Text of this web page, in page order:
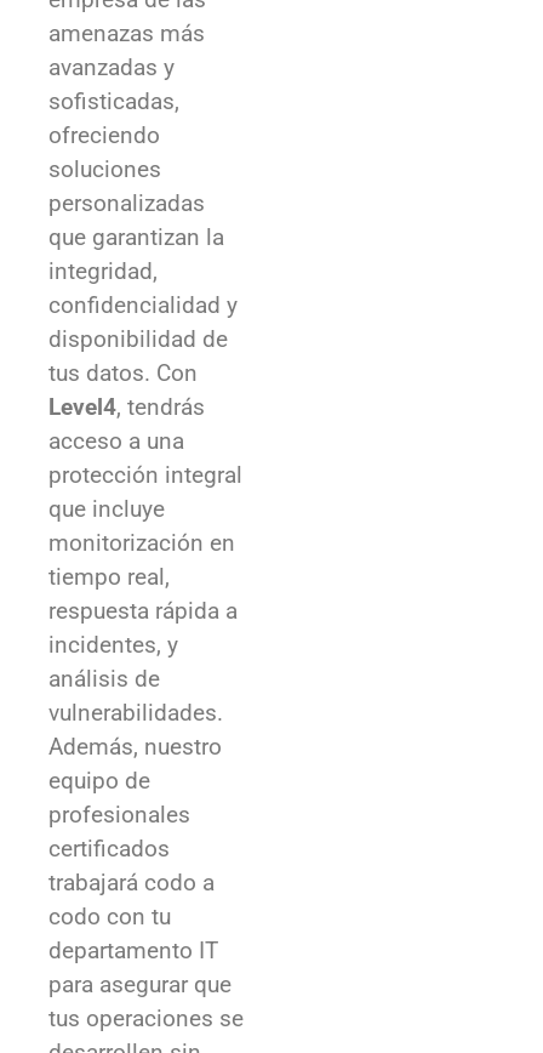
sofisticadas,
ofreciendo
soluciones
personalizadas
que garantizan la
integridad,
confidencialidad y
disponibilidad de
tus datos. Con
Level4
, tendrás
acceso a una
protección integral
que incluye
monitorización en
tiempo real,
respuesta rápida a
incidentes, y
análisis de
vulnerabilidades.
Además, nuestro
equipo de
profesionales
certificados
trabajará codo a
codo con tu
departamento IT
para asegurar que
tus operaciones se
desarrollen sin
interrupciones y
con la máxima